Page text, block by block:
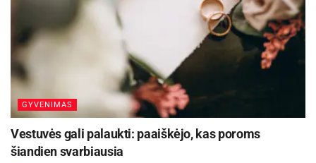
GYVENIMAS
Vestuvės gali palaukti: paaiškėjo, kas poroms
šiandien svarbiausia